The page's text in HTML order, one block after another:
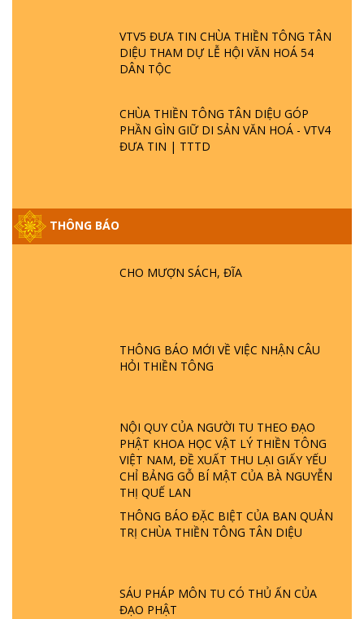
VTV5 ĐƯA TIN CHÙA THIỀN TÔNG TÂN
DIỆU THAM DỰ LỄ HỘI VĂN HOÁ 54
DÂN TỘC
CHÙA THIỀN TÔNG TÂN DIỆU GÓP
PHẦN GÌN GIỮ DI SẢN VĂN HOÁ - VTV4
ĐƯA TIN | TTTD
THÔNG BÁO
CHO MƯỢN SÁCH, ĐĨA
THÔNG BÁO MỚI VỀ VIỆC NHẬN CÂU
HỎI THIỀN TÔNG
NỘI QUY CỦA NGƯỜI TU THEO ĐẠO
PHẬT KHOA HỌC VẬT LÝ THIỀN TÔNG
VIỆT NAM, ĐỀ XUẤT THU LẠI GIẤY YẾU
CHỈ BẢNG GỖ BÍ MẬT CỦA BÀ NGUYỄN
THỊ QUẾ LAN
THÔNG BÁO ĐẶC BIỆT CỦA BAN QUẢN
TRỊ CHÙA THIỀN TÔNG TÂN DIỆU
SÁU PHÁP MÔN TU CÓ THỦ ẤN CỦA
ĐẠO PHẬT
GIẢI ĐÁP ĐẶC BIỆT P25 - SUỐT 49 NĂM
TTTD
GIẢI ĐÁP THIỀN TÔNG ĐẶC BIỆT P22 - TẠI
SAO TRÁI ĐẤT NHIỀU THIÊN TAI - LŨ LỤT
- HỎA HOẠN | TTTD
GIẢI ĐÁP THIỀN TÔNG ĐẶC BIỆT P21 - TẠI
GIẢI ĐÁP VỀ LỄ TIỄN THIỀN TÔNG SƯ